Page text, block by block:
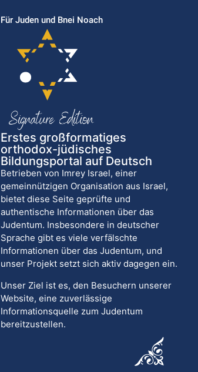
Für Juden und Bnei Noach
Erstes großformatiges
orthodox-jüdisches
Bildungsportal auf Deutsch
Betrieben von Imrey Israel, einer
gemeinnützigen Organisation aus Israel,
bietet diese Seite geprüfte und
authentische Informationen über das
Judentum. Insbesondere in deutscher
Sprache gibt es viele verfälschte
Informationen über das Judentum, und
unser Projekt setzt sich aktiv dagegen ein.
Unser Ziel ist es, den Besuchern unserer
Website, eine zuverlässige
Informationsquelle zum Judentum
bereitzustellen.